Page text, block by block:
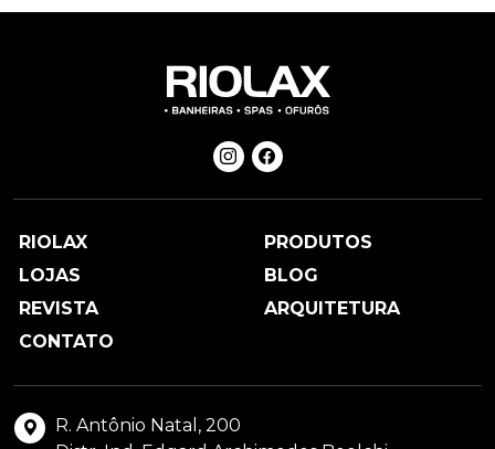
RIOLAX
PRODUTOS
LOJAS
BLOG
REVISTA
ARQUITETURA
CONTATO
R. Antônio Natal, 200